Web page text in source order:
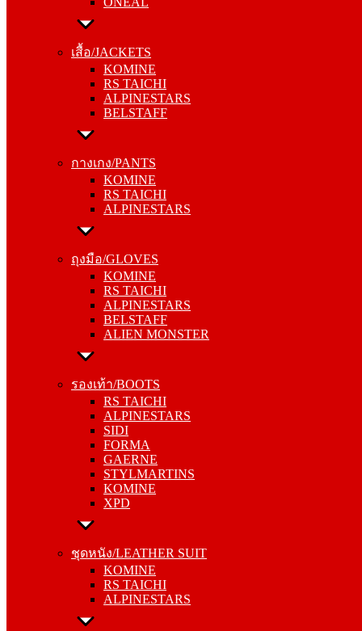
เสื้อ/JACKETS
KOMINE
RS TAICHI
ALPINESTARS
BELSTAFF
กางเกง/PANTS
KOMINE
RS TAICHI
ALPINESTARS
ถุงมือ/GLOVES
KOMINE
RS TAICHI
ALPINESTARS
BELSTAFF
ALIEN MONSTER
รองเท้า/BOOTS
RS TAICHI
ALPINESTARS
SIDI
FORMA
GAERNE
STYLMARTINS
KOMINE
XPD
ชุดหนัง/LEATHER SUIT
KOMINE
RS TAICHI
ALPINESTARS
เสื้อ/JACKETS
RS TAICHI
ALPINESTARS
BELSTAFF
กางเกง/PANTS
RS TAICHI
ALPINESTARS
ถุงมือ/GLOVES
RS TAICHI
ALPINESTARS
BELSTAFF
ALIEN MONSTER
รองเท้า/BOOTS
ALPINESTARS
SIDI
FORMA
GAERNE
STYLMARTINS
KOMINE
XPD
ชุดหนัง/LEATHER SUIT
RS TAICHI
ALPINESTARS
การ์ด/PROTECTOR